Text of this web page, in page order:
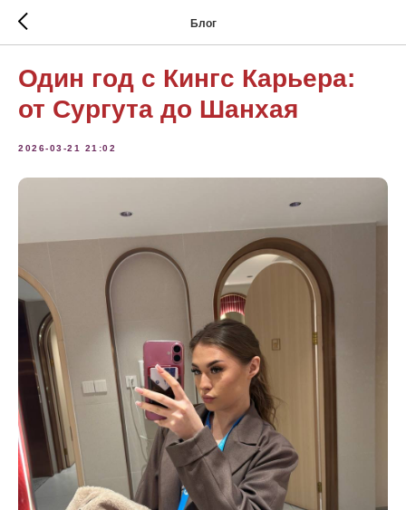
Блог
Один год с Кингс Карьера:
от Сургута до Шанхая
2026-03-21 21:02